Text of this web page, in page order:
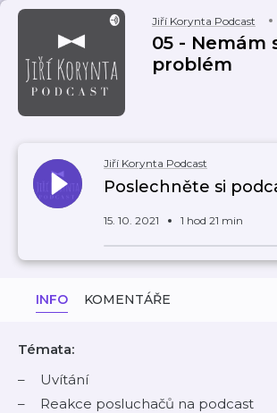
Jiří Korynta Podcast
05 - Nemám
problém
Jiří Korynta Podcast
Poslechněte si
15. 10. 2021 1 hod 21 min
INFO KOMENTÁŘE
Témata:
Uvítání
Reakce posluchačů na podcast